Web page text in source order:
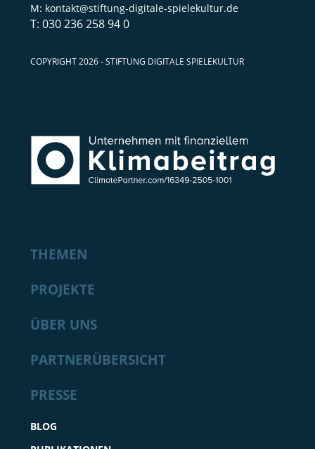
kontakt@stiftung-digitale-spielekultur.de
030 236 258 94 0
COPYRIGHT 2026 - STIFTUNG DIGITALE SPIELEKULTUR
THEMEN
PROJEKTE
ÜBER UNS
PARTNERÜBERSICHT
PRESSE
BLOG